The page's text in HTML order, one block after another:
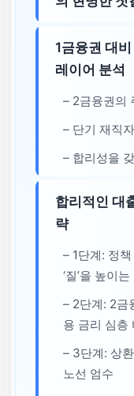
1금융권 대
레이어 분석
– 2금융권의
– 단기 재직
– 합리성을
합리적인 대
략
– 1단계: 정
‘질’을 높이
– 2단계: 2금
용 금리 심층
– 3단계: 상
노선 엄수